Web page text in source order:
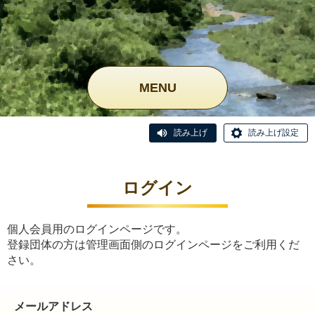
MENU
読み上げ 読み上げ設定
ログイン
個人会員用のログインページです。
登録団体の方は管理画面側のログインページをご利用くだ
さい。
メールアドレス